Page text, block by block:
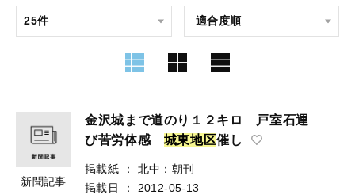
新聞記事
金沢城まで道のり１２キロ 戸室石運
び苦労体感 城東地区催し
掲載紙 ：
北中：朝刊
掲載日
：
2012-05-13